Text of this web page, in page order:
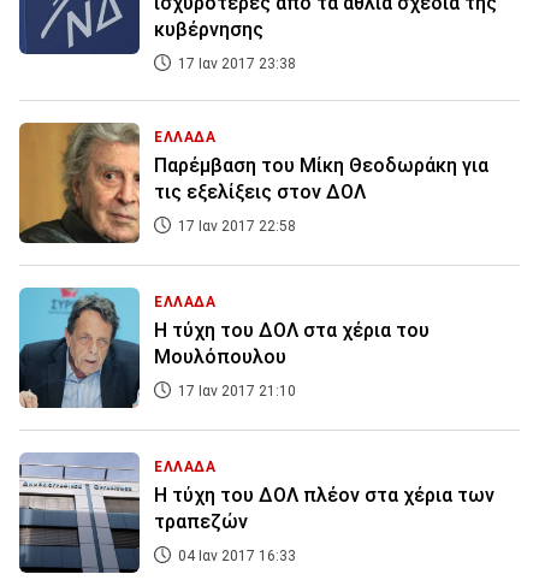
κυβέρνησης
17 Ιαν 2017 23:38
ΕΛΛΑΔΑ
Παρέμβαση του Μίκη Θεοδωράκη για
τις εξελίξεις στον ΔΟΛ
17 Ιαν 2017 22:58
ΕΛΛΑΔΑ
Η τύχη του ΔΟΛ στα χέρια του
Μουλόπουλου
17 Ιαν 2017 21:10
ΕΛΛΑΔΑ
Η τύχη του ΔΟΛ πλέον στα χέρια των
τραπεζών
04 Ιαν 2017 16:33